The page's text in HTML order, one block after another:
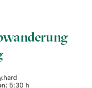
5:30 h